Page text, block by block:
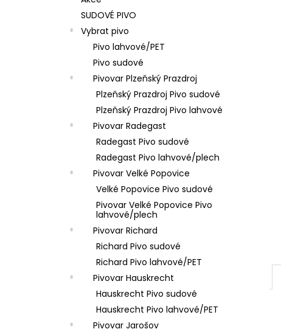
SUDOVÉ PIVO
Vybrat pivo
Pivo lahvové/PET
Pivo sudové
Pivovar Plzeňský Prazdroj
Plzeňský Prazdroj Pivo sudové
Plzeňský Prazdroj Pivo lahvové
Pivovar Radegast
Radegast Pivo sudové
Radegast Pivo lahvové/plech
Pivovar Velké Popovice
Velké Popovice Pivo sudové
Pivovar Velké Popovice Pivo
lahvové/plech
Pivovar Richard
Richard Pivo sudové
Richard Pivo lahvové/PET
Pivovar Hauskrecht
Hauskrecht Pivo sudové
Hauskrecht Pivo lahvové/PET
Pivovar Jarošov
VÝČEPNÍ ZAŘÍZENÍ 1K
200 Kč